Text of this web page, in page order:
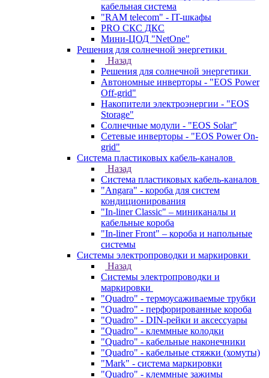
кабельная система
"RAM telecom" - IT-шкафы
PRO СКС ДКС
Мини-ЦОД "NetOne"
Решения для солнечной энергетики
Назад
Решения для солнечной энергетики
Автономные инверторы - "EOS Power
Off-grid"
Накопители электроэнергии - "EOS
Storage"
Солнечные модули - "EOS Solar"
Сетевые инверторы - "EOS Power On-
grid"
Система пластиковых кабель-каналов
Назад
Система пластиковых кабель-каналов
"Angara" - короба для систем
кондиционирования
"In-liner Classic" – миниканалы и
кабельные короба
"In-liner Front" – короба и напольные
системы
Системы электропроводки и маркировки
Назад
Системы электропроводки и
маркировки
"Quadro" - термоусаживаемые трубки
"Quadro" - перфорированные короба
"Quadro" - DIN-рейки и аксессуары
"Quadro" - клеммные колодки
"Quadro" - кабельные наконечники
"Quadro" - кабельные стяжки (хомуты)
"Mark" - система маркировки
"Quadro" - клеммные зажимы